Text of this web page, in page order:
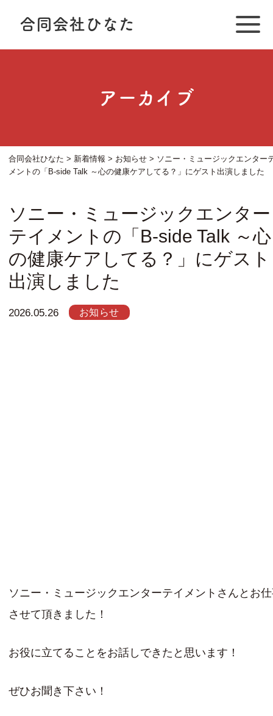
合同会社ひなた
アーカイブ
合同会社ひなた > 新着情報 > お知らせ > ソニー・ミュージックエンター
メントの「B-side Talk ～心の健康ケアしてる？」にゲスト出演しました
ソニー・ミュージックエンター
テイメントの「B-side Talk ～心
の健康ケアしてる？」にゲスト
出演しました
2026.05.26 お知らせ
ソニー・ミュージックエンターテイメントさんとお
させて頂きました！
お役に立てることをお話しできたと思います！
ぜひお聞き下さい！